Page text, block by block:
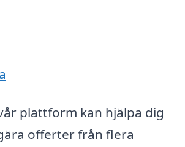
plattform kan hjälpa dig
offerter från flera